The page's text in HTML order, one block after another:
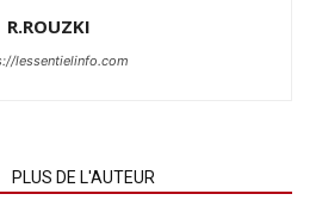
R.ROUZKI
lessentielinfo.com
PLUS DE L'AUTEUR